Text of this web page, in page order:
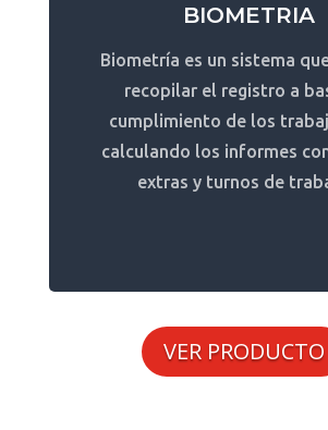
BIOMETRIA
Biometría es un sistema
recopilar el registro a
cumplimiento de los
calculando los informes
extras y turnos de
VER PRODUCTO